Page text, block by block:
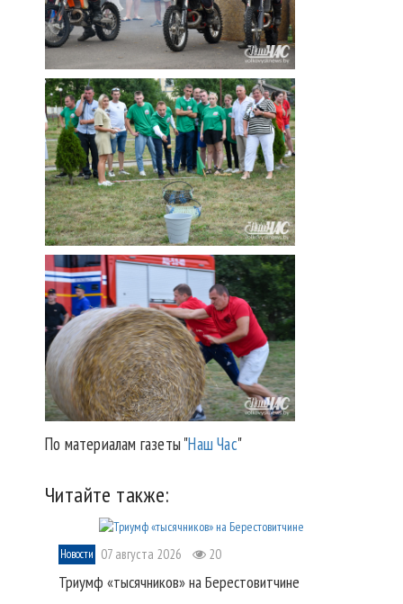
По материалам газеты "Наш Час"
Читайте также:
Новости 07 августа 2026 20
Триумф «тысячников» на Берестовитчине